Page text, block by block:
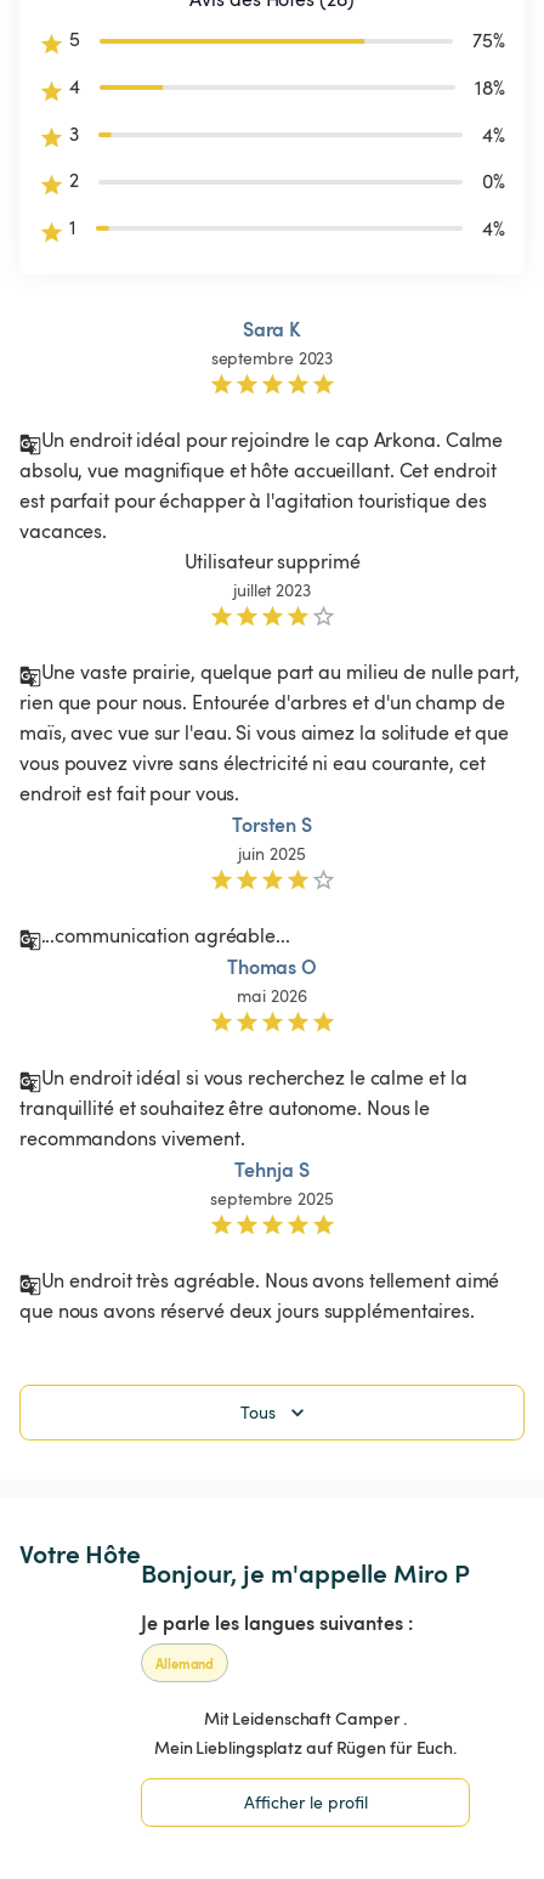
5
75%
4
18%
3
4%
2
0%
1
4%
Sara K
septembre 2023
Un endroit idéal pour rejoindre le cap Arkona. Calme
absolu, vue magnifique et hôte accueillant. Cet endroit
est parfait pour échapper à l'agitation touristique des
vacances.
Utilisateur supprimé
juillet 2023
Une vaste prairie, quelque part au milieu de nulle part,
rien que pour nous. Entourée d'arbres et d'un champ de
maïs, avec vue sur l'eau. Si vous aimez la solitude et que
vous pouvez vivre sans électricité ni eau courante, cet
endroit est fait pour vous.
Torsten S
juin 2025
...communication agréable...
Thomas O
mai 2026
Un endroit idéal si vous recherchez le calme et la
tranquillité et souhaitez être autonome. Nous le
recommandons vivement.
Tehnja S
septembre 2025
Un endroit très agréable. Nous avons tellement aimé
que nous avons réservé deux jours supplémentaires.
Tous
Votre Hôte
Bonjour, je m'appelle Miro P
Je parle les langues suivantes :
Allemand
Mit Leidenschaft Camper .
Afficher le profil